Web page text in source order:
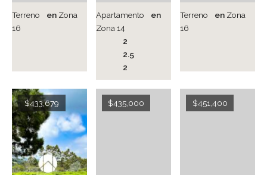
Terreno en Zona
16
Apartamento
en
Zona 14
2
2.5
2
Terreno en Zona
16
$433,679 $435,000 $451,400